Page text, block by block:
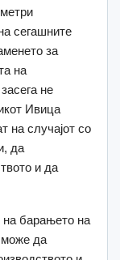
сегашните
за
на
не
Ивица
на случајот со
да
и да
на барањето на
може да